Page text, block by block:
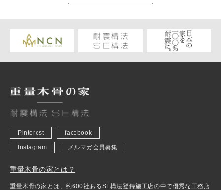
Pinterest facebook
Instagram メルマガ会員募集
重量木骨の家とは？
重量木骨の家とは、約600社あるSE構法登録施工店の中で優秀な工務店